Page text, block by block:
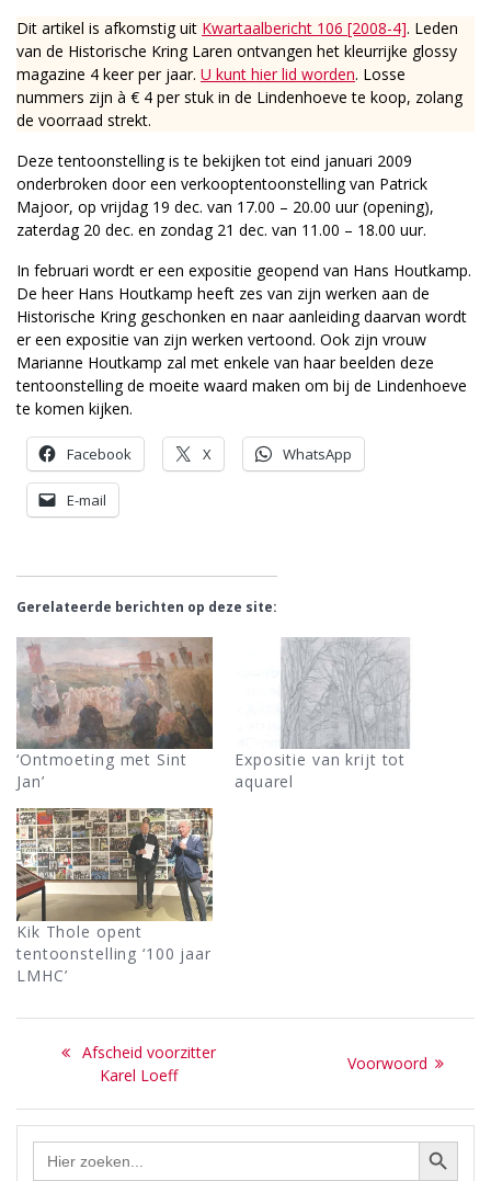
Dit artikel is afkomstig uit Kwartaalbericht 106 [2008-4]. Leden
van de Historische Kring Laren ontvangen het kleurrijke glossy
magazine 4 keer per jaar. U kunt hier lid worden. Losse
nummers zijn à € 4 per stuk in de Lindenhoeve te koop, zolang
de voorraad strekt.
Deze tentoonstelling is te bekijken tot eind januari 2009
onderbroken door een verkooptentoonstelling van Patrick
Majoor, op vrijdag 19 dec. van 17.00 – 20.00 uur (opening),
zaterdag 20 dec. en zondag 21 dec. van 11.00 – 18.00 uur.
In februari wordt er een expositie geopend van Hans Houtkamp.
De heer Hans Houtkamp heeft zes van zijn werken aan de
Historische Kring geschonken en naar aanleiding daarvan wordt
er een expositie van zijn werken vertoond. Ook zijn vrouw
Marianne Houtkamp zal met enkele van haar beelden deze
tentoonstelling de moeite waard maken om bij de Lindenhoeve
te komen kijken.
Facebook X WhatsApp
E-mail
Gerelateerde berichten op deze site:
‘Ontmoeting met Sint
Jan’
Expositie van krijt tot
aquarel
Kik Thole opent
tentoonstelling ‘100 jaar
LMHC’
Bericht
navigatie
Previous
post:
Afscheid voorzitter
Karel Loeff
Next
Voorwoord
Zoek Zoekknop